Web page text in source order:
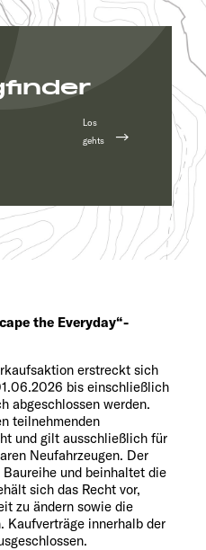
Los
gehts
the Everyday“-
erstreckt sich
bis einschließlich
abgeschlossen werden.
teilnehmenden
und gilt ausschließlich für
Neufahrzeugen. Der
und beinhaltet die
sich das Recht vor,
zu ändern sowie die
Kaufverträge innerhalb der